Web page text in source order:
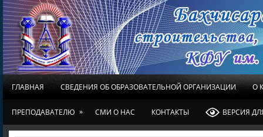
ГЛАВНАЯ СВЕДЕНИЯ ОБ ОБРАЗОВАТЕЛЬНОЙ ОРГАНИЗАЦИИ О
ПРЕПОДАВАТЕЛЮ » СМИ О НАС КОНТАКТЫ ВЕРСИЯ